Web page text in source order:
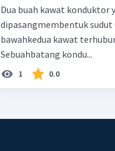
Dua buah kawat konduktor
dipasangmembentuk
bawahkedua kawat
Sebuahbatang kondu...
1 0.0